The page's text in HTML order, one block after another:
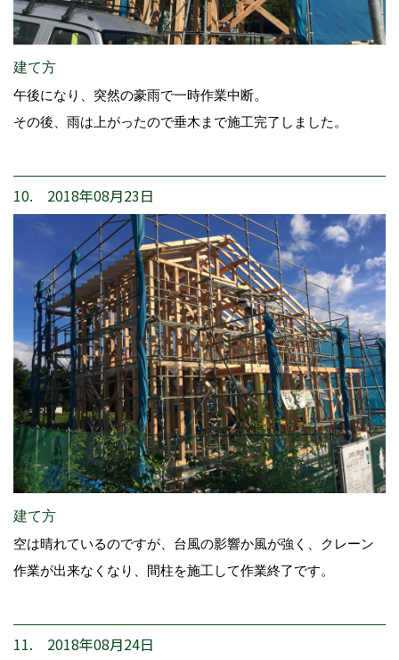
建て方
午後になり、突然の豪雨で一時作業中断。
その後、雨は上がったので垂木まで施工完了しました。
10. 2018年08月23日
建て方
空は晴れているのですが、台風の影響か風が強く、クレーン
作業が出来なくなり、間柱を施工して作業終了です。
11. 2018年08月24日